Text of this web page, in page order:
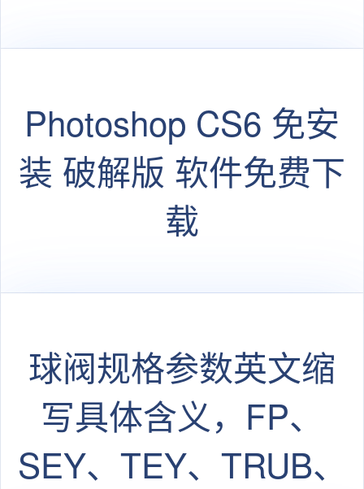
Photoshop CS6 免安
装 破解版 软件免费下
载
球阀规格参数英文缩
写具体含义，FP、
SEY、TEY、TRUB、